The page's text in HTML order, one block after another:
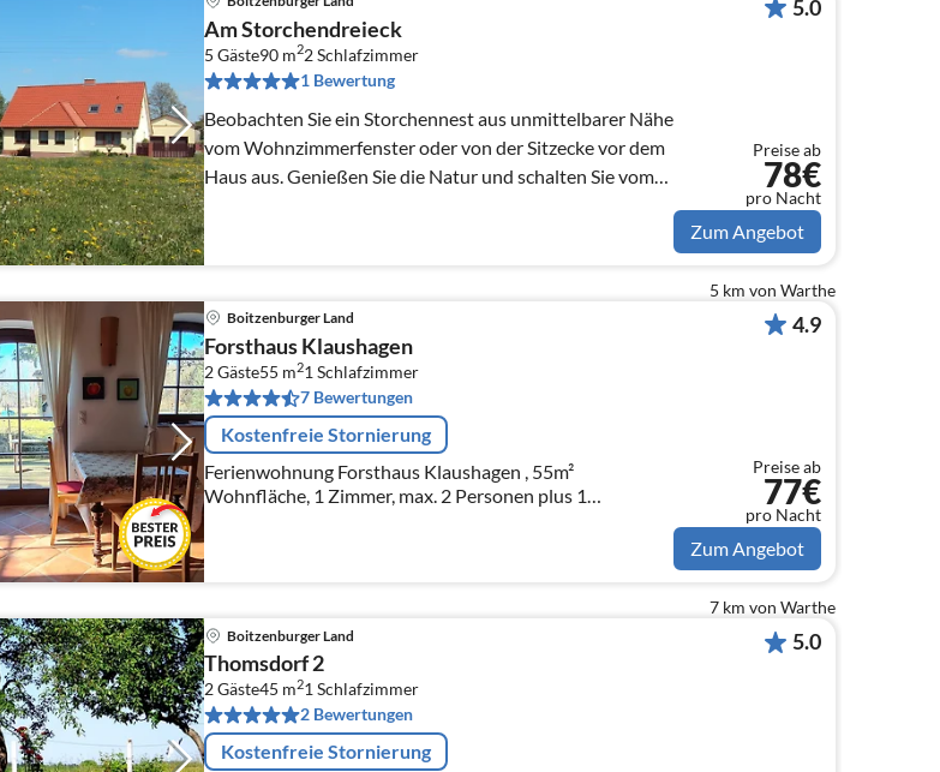
Am Storchendreieck
5 Gäste90 m22Schlafzimmer
1 Bewertung
Beobachten Sie ein Storchennest aus unmittelbarer Nähe
vom Wohnzimmerfenster oder von der Sitzecke vor dem
Haus aus. Genießen Sie die Natur und schalten Sie vom
Alltag ab.
5.0
Preise ab
78€
pro Nacht
Zum Angebot
5 km von Warthe
Boitzenburger Land
Forsthaus Klaushagen
2 Gäste55 m21 Schlafzimmer
7 Bewertungen
Kostenfreie Stornierung
Ferienwohnung Forsthaus Klaushagen , 55m²
Wohnfläche, 1 Zimmer, max. 2 Personen plus 1
4.9
Preise ab
77€
pro Nacht
Zum Angebot
7 km von Warthe
Boitzenburger Land
Thomsdorf 2
2 Gäste45 m21 Schlafzimmer
2 Bewertungen
Kostenfreie Stornierung
5.0